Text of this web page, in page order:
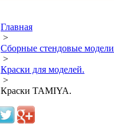
Главная
>
Сборные стендовые
>
Краски для моделей.
>
Краски TAMIYA.